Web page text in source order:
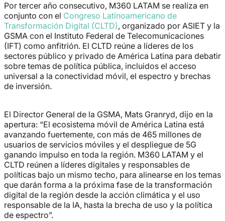
Por tercer año consecutivo, M360 LATAM se realiza en
conjunto con el Congreso Latinoamericano de
Transformación Digital (CLTD), organizado por ASIET y la
GSMA con el Instituto Federal de Telecomunicaciones
(IFT) como anfitrión. El CLTD reúne a líderes de los
sectores público y privado de América Latina para debatir
sobre temas de política pública, incluidos el acceso
universal a la conectividad móvil, el espectro y brechas
de inversión.
El Director General de la GSMA, Mats Granryd, dijo en la
apertura: “El ecosistema móvil de América Latina está
avanzando fuertemente, con más de 465 millones de
usuarios de servicios móviles y el despliegue de 5G
ganando impulso en toda la región. M360 LATAM y el
CLTD reúnen a líderes digitales y responsables de
políticas bajo un mismo techo, para alinearse en los temas
que darán forma a la próxima fase de la transformación
digital de la región desde la acción climática y el uso
responsable de la IA, hasta la brecha de uso y la política
de espectro”.